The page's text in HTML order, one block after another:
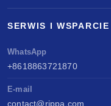
SERWIS I WSPARCIE
WhatsApp
+8618863721870
E-mail
contact@rippa.com